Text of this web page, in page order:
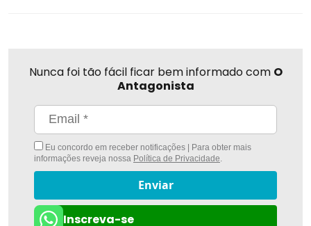
Nunca foi tão fácil ficar bem informado com O
Antagonista
Eu concordo em receber notificações | Para obter mais
informações reveja nossa Política de Privacidade
Enviar
Inscreva-se